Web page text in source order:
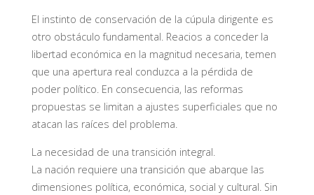
El instinto de conservación de la cúpula dirigente es
otro obstáculo fundamental. Reacios a conceder la
libertad económica en la magnitud necesaria, temen
que una apertura real conduzca a la pérdida de
poder político. En consecuencia, las reformas
propuestas se limitan a ajustes superficiales que no
atacan las raíces del problema.
La necesidad de una transición integral.
La nación requiere una transición que abarque las
dimensiones política, económica, social y cultural. Sin